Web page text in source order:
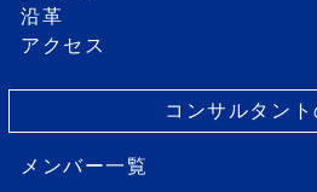
沿革
アクセス
コンサルタント
メンバー一覧